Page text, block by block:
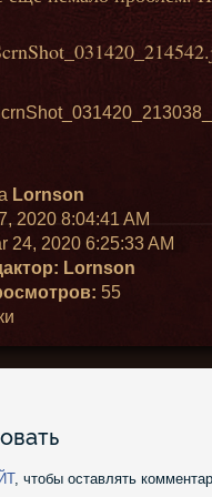
Lornson
2020 8:04:41 AM
24, 2020 6:25:33 AM
Lornson
55
, чтобы оставлять